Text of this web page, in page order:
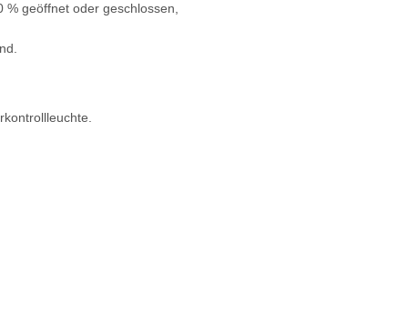
% geöffnet oder geschlossen,